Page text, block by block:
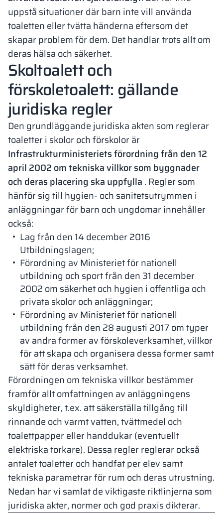
uppstå situationer där barn inte vill använda
toaletten eller tvätta händerna eftersom det
skapar problem för dem. Det handlar trots allt om
deras hälsa och säkerhet.
Skoltoalett och
förskoletoalett: gällande
juridiska regler
Den grundläggande juridiska akten som reglerar
toaletter i skolor och förskolor är
Infrastrukturministeriets förordning från den 12
april 2002 om tekniska villkor som byggnader
och deras placering ska uppfylla . Regler som
hänför sig till hygien- och sanitetsutrymmen i
anläggningar för barn och ungdomar innehåller
också:
Lag från den 14 december 2016
Utbildningslagen;
Förordning av Ministeriet för nationell
utbildning och sport från den 31 december
2002 om säkerhet och hygien i offentliga och
privata skolor och anläggningar;
Förordning av Ministeriet för nationell
utbildning från den 28 augusti 2017 om typer
av andra former av förskoleverksamhet, villkor
för att skapa och organisera dessa former samt
sätt för deras verksamhet.
Förordningen om tekniska villkor bestämmer
framför allt omfattningen av anläggningens
skyldigheter, t.ex. att säkerställa tillgång till
rinnande och varmt vatten, tvättmedel och
toalettpapper eller handdukar (eventuellt
elektriska torkare). Dessa regler reglerar också
antalet toaletter och handfat per elev samt
tekniska parametrar för rum och deras utrustning.
Nedan har vi samlat de viktigaste riktlinjerna som
juridiska akter, normer och god praxis dikterar.